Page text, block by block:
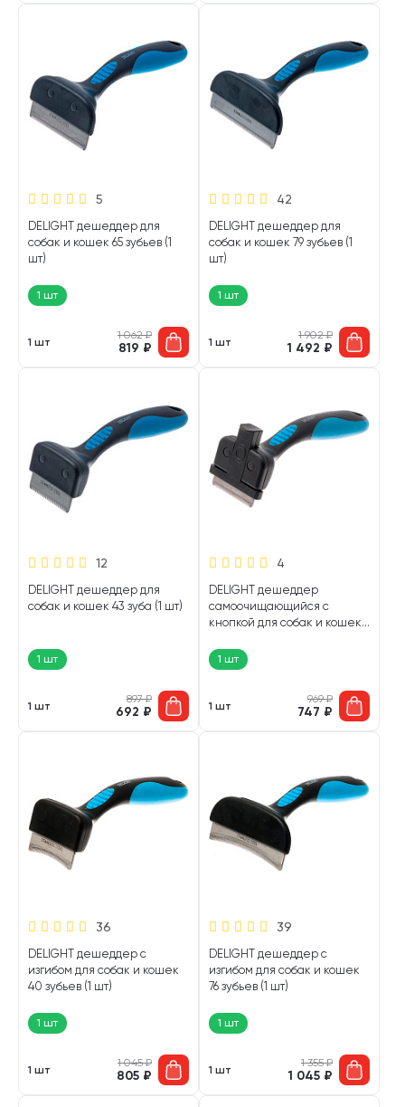
5
DELIGHT дешеддер для
собак и кошек 65 зубьев (1
шт)
1 шт
1 шт
1 062₽
819 ₽
42
DELIGHT дешеддер для
собак и кошек 79 зубьев (1
шт)
1 шт
1 шт
1 902₽
1 492 ₽
12
DELIGHT дешеддер для
собак и кошек 43 зуба (1 шт)
1 шт
1 шт
897₽
692 ₽
4
DELIGHT дешеддер
самоочищающийся с
кнопкой для собак и кошек
1 шт
1 шт
969₽
747 ₽
36
DELIGHT дешеддер с
изгибом для собак и кошек
40 зубьев (1 шт)
1 шт
1 шт
1 045₽
805 ₽
39
DELIGHT дешеддер с
изгибом для собак и кошек
76 зубьев (1 шт)
1 шт
1 шт
1 355₽
1 045 ₽